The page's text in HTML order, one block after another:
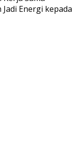
Energi kepada